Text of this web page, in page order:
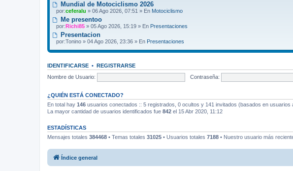
Mundial de Motociclismo 2026
por:ceferalu » 06 Ago 2026, 07:51 » En Motociclismo
Me presentoo
por:Richi85 » 05 Ago 2026, 15:19 » En Presentaciones
Presentacion
por:Tonino » 04 Ago 2026, 23:36 » En Presentaciones
IDENTIFICARSE • REGISTRARSE
Nombre de Usuario:
Contraseña:
¿QUIÉN ESTÁ CONECTADO?
En total hay 146 usuarios conectados :: 5 registrados, 0 ocultos y 141 invitados (basados en usuarios
La mayor cantidad de usuarios identificados fue 842 el 15 Abr 2020, 11:12
ESTADÍSTICAS
Mensajes totales 384468 • Temas totales 31025 • Usuarios totales 7188 • Nuestro usuario más
Índice general